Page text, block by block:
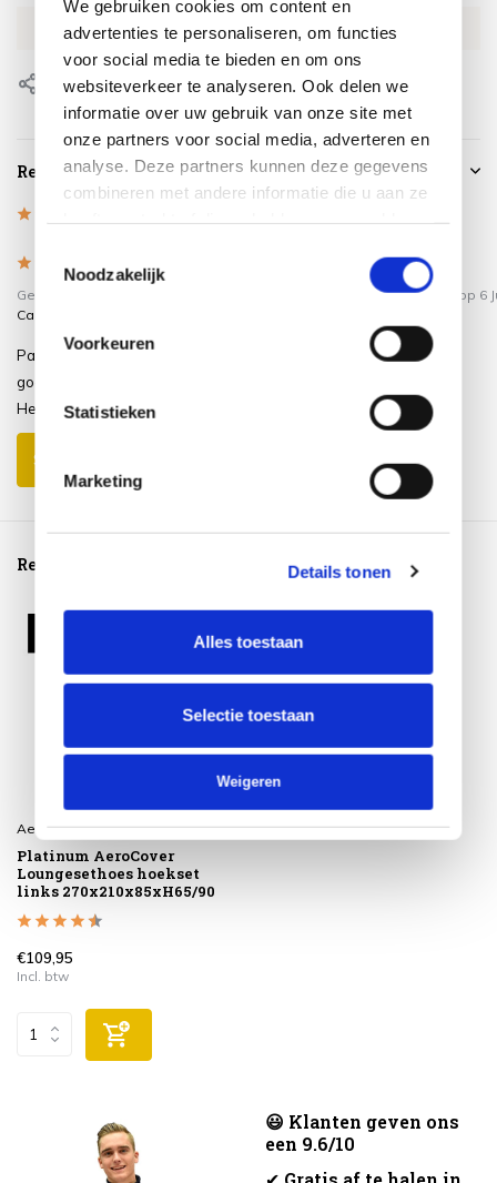
We gebruiken cookies om content en
advertenties te personaliseren, om functies
voor social media te bieden en om ons
websiteverkeer te analyseren. Ook delen we
informatie over uw gebruik van onze site met
onze partners voor social media, adverteren en
analyse. Deze partners kunnen deze gegevens
combineren met andere informatie die u aan ze
Noodzakelijk
Voorkeuren
Statistieken
Marketing
Details tonen
Alles toestaan
Selectie toestaan
Weigeren
EAN 8717591774181
Delen
Reviews
Gepost door:
Caussemaeker
Past heel goed op mijn set en alles is
goed beschermd tegen de regen.
Het doet zijn werk
4/5
Gepost door:M de Ruijter op 6
Hoes bevalt goed.
Schrijf je eigen review
Reeds bekeken
Aerocover
Platinum AeroCover
Loungesethoes hoekset
links 270x210x85xH65/90
€109,95
Incl. btw
😃 Klanten geven ons
een 9.6/10